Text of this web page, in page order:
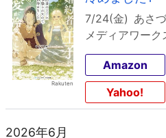
7/24(金) あさ
メディアワーク
Amazon
Yahoo!
2026年6月